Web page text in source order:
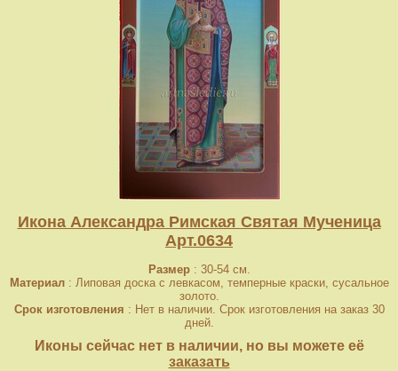
Икона Александра Римская Cвятая Мученица
Арт.0634
Размер: 30-54 см.
Материал: Липовая доска с левкасом, темперные краски, сусальное
золото.
Срок изготовления : Нет в наличии. Срок изготовления на заказ 30
дней.
Иконы сейчас нет в наличии, но вы можете её
заказать